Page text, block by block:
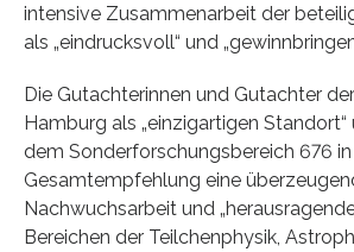
intensive Zusammenarbeit der
als „eindrucksvoll“ und
Die Gutachterinnen und Gutachter
Hamburg als „einzigartigen
dem Sonderforschungsbereich 676 in
Gesamtempfehlung eine
Nachwuchsarbeit und
Bereichen der Teilchenphysik,